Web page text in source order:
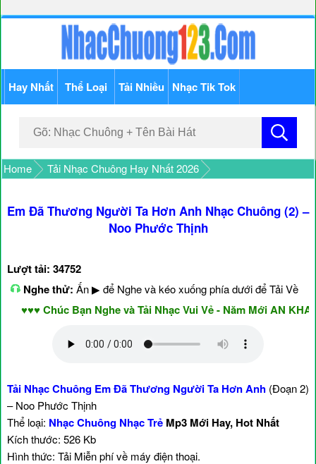
Hay Nhất Thể Loại Tải Nhiều Nhạc Tik Tok
Home Tải Nhạc Chuông Hay Nhất 2026
Em Đã Thương Người Ta Hơn Anh Nhạc Chuông (2) –
Noo Phước Thịnh
Lượt tải: 34752
Nghe thử: Ấn ▶ để Nghe và kéo xuống phía dưới để Tải Về
♥♥♥ Chúc Bạn Nghe và Tải Nhạc Vui Vẻ - Năm Mới AN KHANG
Tải Nhạc Chuông Em Đã Thương Người Ta Hơn Anh (Đoạn 2)
– Noo Phước Thịnh
Thể loại: Nhạc Chuông Nhạc Trẻ Mp3 Mới Hay, Hot Nhất
Kích thước: 526 Kb
Hình thức: Tải Miễn phí về máy điện thoại.